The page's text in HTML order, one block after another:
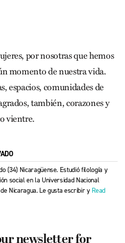
por nosotras que hemos
momento de nuestra vida.
espacios, comunidades de
también, corazones y
vientre.
(34) Nicaragüense. Estudió filología y
social en la Universidad Nacional
Nicaragua. Le gusta escribir y Read
newsletter for